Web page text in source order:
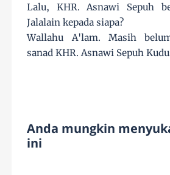
Lalu, KHR. Asnawi Sepuh
Jalalain kepada siapa?
Wallahu A'lam. Masih
sanad KHR. Asnawi Sepuh
Anda mungkin
ini